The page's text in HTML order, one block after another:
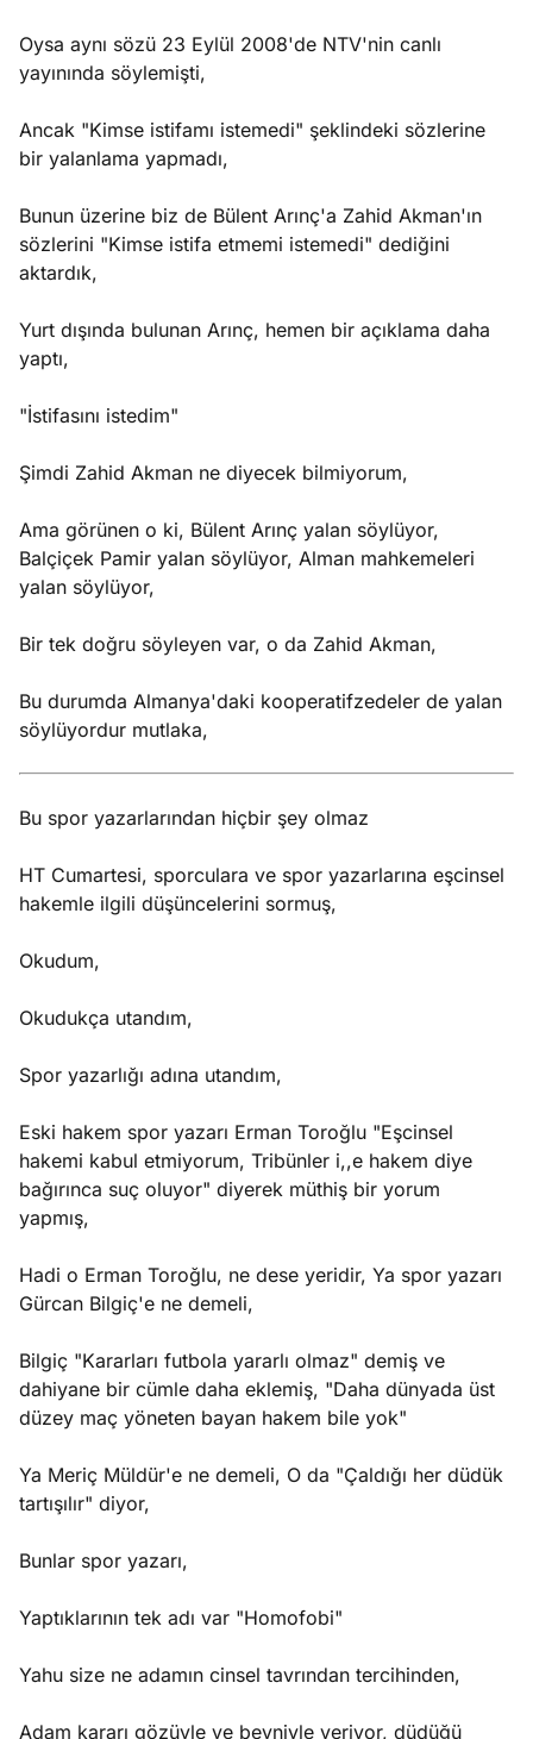
Oysa aynı sözü 23 Eylül 2008'de NTV'nin canlı
yayınında söylemişti,
Ancak "Kimse istifamı istemedi" şeklindeki sözlerine
bir yalanlama yapmadı,
Bunun üzerine biz de Bülent Arınç'a Zahid Akman'ın
sözlerini "Kimse istifa etmemi istemedi" dediğini
aktardık,
Yurt dışında bulunan Arınç, hemen bir açıklama daha
yaptı,
"İstifasını istedim"
Şimdi Zahid Akman ne diyecek bilmiyorum,
Ama görünen o ki, Bülent Arınç yalan söylüyor,
Balçiçek Pamir yalan söylüyor, Alman mahkemeleri
yalan söylüyor,
Bir tek doğru söyleyen var, o da Zahid Akman,
Bu durumda Almanya'daki kooperatifzedeler de yalan
söylüyordur mutlaka,
Bu spor yazarlarından hiçbir şey olmaz
HT Cumartesi, sporculara ve spor yazarlarına eşcinsel
hakemle ilgili düşüncelerini sormuş,
Okudum,
Okudukça utandım,
Spor yazarlığı adına utandım,
Eski hakem spor yazarı Erman Toroğlu "Eşcinsel
hakemi kabul etmiyorum, Tribünler i,,e hakem diye
bağırınca suç oluyor" diyerek müthiş bir yorum
yapmış,
Hadi o Erman Toroğlu, ne dese yeridir, Ya spor yazarı
Gürcan Bilgiç'e ne demeli,
Bilgiç "Kararları futbola yararlı olmaz" demiş ve
dahiyane bir cümle daha eklemiş, "Daha dünyada üst
düzey maç yöneten bayan hakem bile yok"
Ya Meriç Müldür'e ne demeli, O da "Çaldığı her düdük
tartışılır" diyor,
Bunlar spor yazarı,
Yaptıklarının tek adı var "Homofobi"
Yahu size ne adamın cinsel tavrından tercihinden,
Adam kararı gözüyle ve beyniyle veriyor, düdüğü